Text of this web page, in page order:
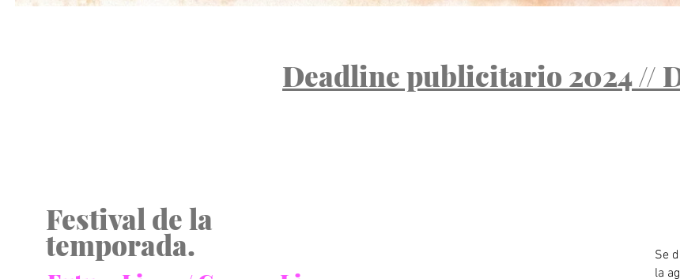
Deadline publicitario 2024 //
Festival de la
temporada.
Se
la